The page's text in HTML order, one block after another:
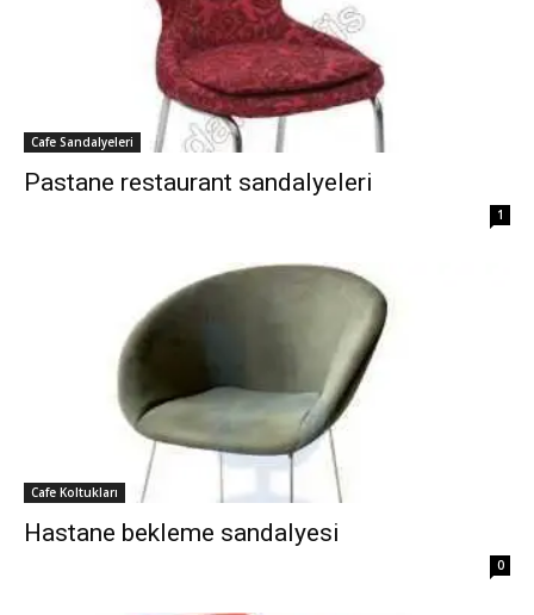
Cafe Sandalyeleri
Pastane restaurant sandalyeleri
1
Cafe Koltukları
Hastane bekleme sandalyesi
0